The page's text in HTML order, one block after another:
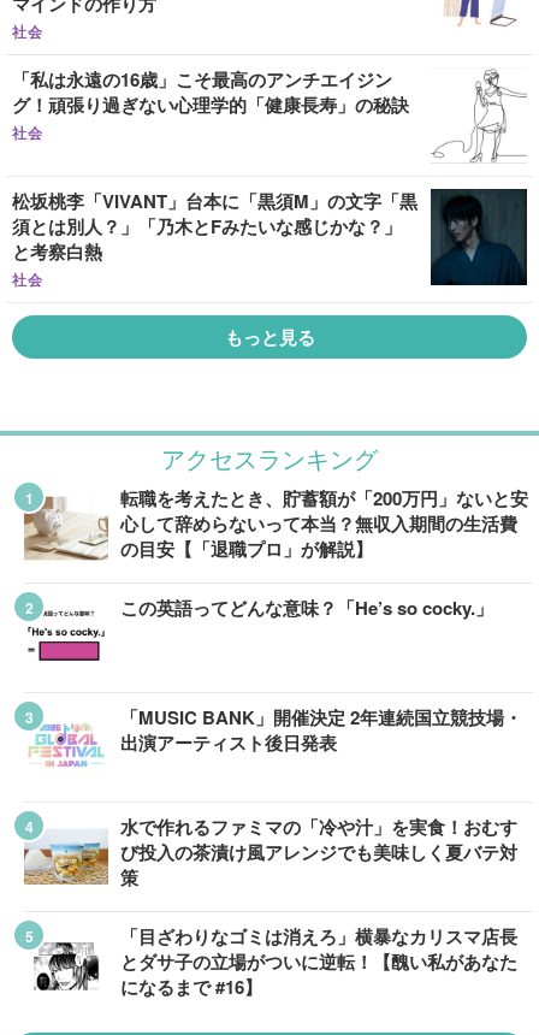
社会
「私は永遠の16歳」こそ最高のアンチエイジン
グ！頑張り過ぎない心理学的「健康長寿」の秘訣
社会
松坂桃李「VIVANT」台本に「黒須M」の文字「黒
須とは別人？」「乃木とFみたいな感じかな？」
と考察白熱
社会
もっと見る
アクセスランキング
転職を考えたとき、貯蓄額が「200万円」ないと安
心して辞めらないって本当？無収入期間の生活費
の目安【「退職プロ」が解説】
この英語ってどんな意味？「He’s so cocky.」
「MUSIC BANK」開催決定 2年連続国立競技場・
出演アーティスト後日発表
水で作れるファミマの「冷や汁」を実食！おむす
び投入の茶漬け風アレンジでも美味しく夏バテ対
策
「目ざわりなゴミは消えろ」横暴なカリスマ店長
とダサ子の立場がついに逆転！【醜い私があなた
になるまで #16】